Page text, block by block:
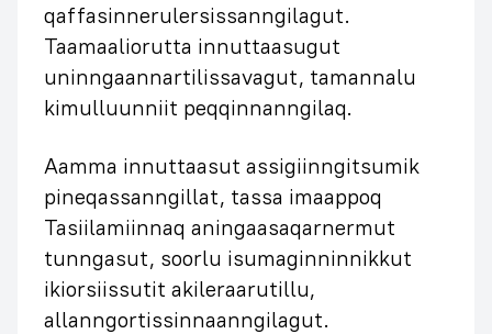
qaffasinnerulersissanngilagut.
Taamaaliorutta innuttaasugut
uninngaannartilissavagut, tamannalu
kimulluunniit peqqinnanngilaq.
Aamma innuttaasut assigiinngitsumik
pineqassanngillat, tassa imaappoq
Tasiilamiinnaq aningaasaqarnermut
tunngasut, soorlu isumaginninnikkut
ikiorsiissutit akileraarutillu,
allanngortissinnaanngilagut.